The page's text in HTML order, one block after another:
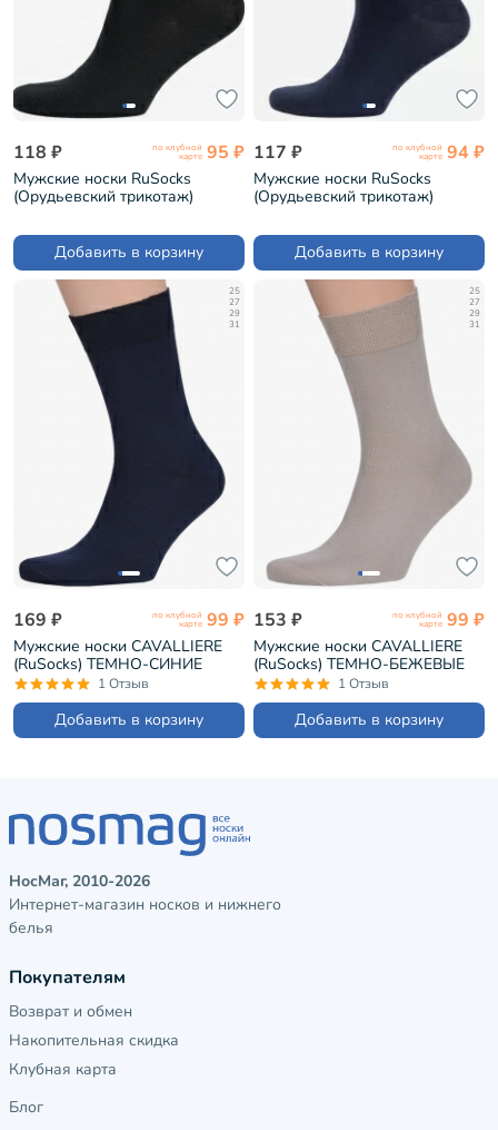
118 ₽ по клубной
карте 95 ₽
Мужские носки RuSocks
(Орудьевский трикотаж)
Добавить в корзину
117 ₽ по клубной
карте 94 ₽
Мужские носки RuSocks
(Орудьевский трикотаж)
Добавить в корзину
25
27
29
31
169 ₽ по клубной
карте 99 ₽
Мужские носки CAVALLIERE
(RuSocks) ТЕМНО-СИНИЕ
(С-330/1)
1 Отзыв
Добавить в корзину
25
27
29
31
153 ₽ по клубной
карте 99 ₽
Мужские носки CAVALLIERE
(RuSocks) ТЕМНО-БЕЖЕВЫЕ
(С-330/1)
1 Отзыв
Добавить в корзину
НосМаг, 2010-2026
Интернет-магазин носков и нижнего
белья
Покупателям
Возврат и обмен
Накопительная скидка
Клубная карта
Блог